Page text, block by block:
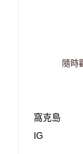
隨時
窩克島
IG